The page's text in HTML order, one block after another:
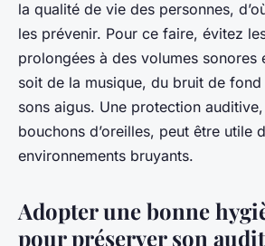
la qualité de vie des personnes,
les prévenir. Pour ce faire, évitez
prolongées à des volumes sonores
soit de la musique, du bruit de
sons aigus. Une protection
bouchons d’oreilles, peut être utile
environnements bruyants.
Adopter une bonne
pour préserver son